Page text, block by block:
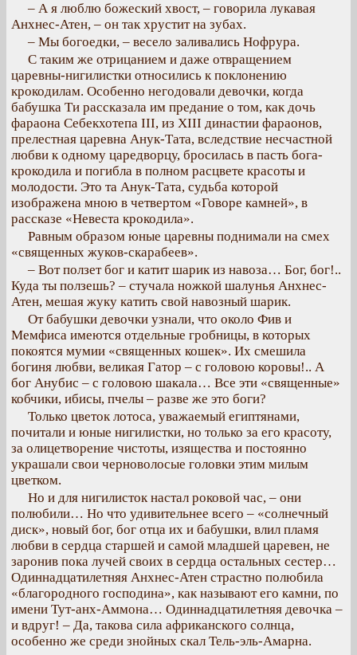
– А я люблю божеский хвост, – говорила лукавая
Анхнес-Атен, – он так хрустит на зубах.
– Мы богоедки, – весело заливались Нофрура.
С таким же отрицанием и даже отвращением
царевны-нигилистки относились к поклонению
крокодилам. Особенно негодовали девочки, когда
бабушка Ти рассказала им предание о том, как дочь
фараона Себекхотепа III, из XIII династии фараонов,
прелестная царевна Анук-Тата, вследствие несчастной
любви к одному царедворцу, бросилась в пасть бога-
крокодила и погибла в полном расцвете красоты и
молодости. Это та Анук-Тата, судьба которой
изображена мною в четвертом «Говоре камней», в
рассказе «Невеста крокодила».
Равным образом юные царевны поднимали на смех
«священных жуков-скарабеев».
– Вот ползет бог и катит шарик из навоза… Бог, бог!..
Куда ты ползешь? – стучала ножкой шалунья Анхнес-
Атен, мешая жуку катить свой навозный шарик.
От бабушки девочки узнали, что около Фив и
Мемфиса имеются отдельные гробницы, в которых
покоятся мумии «священных кошек». Их смешила
богиня любви, великая Гатор – с головою коровы!.. А
бог Анубис – с головою шакала… Все эти «священные»
кобчики, ибисы, пчелы – разве же это боги?
Только цветок лотоса, уважаемый египтянами,
почитали и юные нигилистки, но только за его красоту,
за олицетворение чистоты, изящества и постоянно
украшали свои черноволосые головки этим милым
цветком.
Но и для нигилисток настал роковой час, – они
полюбили… Но что удивительнее всего – «солнечный
диск», новый бог, бог отца их и бабушки, влил пламя
любви в сердца старшей и самой младшей царевен, не
заронив пока лучей своих в сердца остальных сестер…
Одиннадцатилетняя Анхнес-Атен страстно полюбила
«благородного господина», как называют его камни, по
имени Тут-анх-Аммона… Одиннадцатилетняя девочка –
и вдруг! – Да, такова сила африканского солнца,
особенно же среди знойных скал Тель-эль-Амарна.